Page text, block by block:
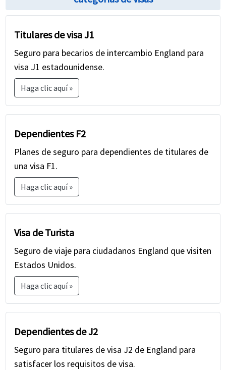
Titulares de visa J1
Seguro para becarios de intercambio England para
visa J1 estadounidense.
Haga clic aquí »
Dependientes F2
Planes de seguro para dependientes de titulares de
una visa F1.
Haga clic aquí »
Visa de Turista
Seguro de viaje para ciudadanos England que visiten
Estados Unidos.
Haga clic aquí »
Dependientes de J2
Seguro para titulares de visa J2 de England para
satisfacer los requisitos de visa.